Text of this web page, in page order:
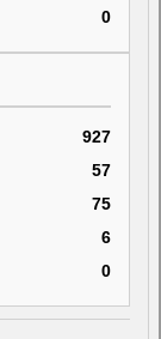
0
927
57
75
6
0